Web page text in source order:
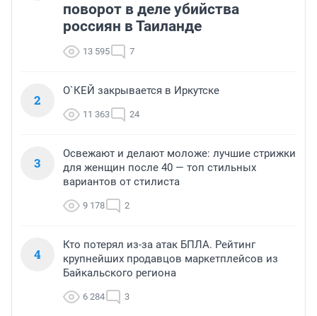
поворот в деле убийства
россиян в Таиланде
13 595 7
2
О`КЕЙ закрывается в Иркутске
11 363 24
3
Освежают и делают моложе: лучшие стрижки
для женщин после 40 — топ стильных
вариантов от стилиста
9 178 2
4
Кто потерял из-за атак БПЛА. Рейтинг
крупнейших продавцов маркетплейсов из
Байкальского региона
6 284 3